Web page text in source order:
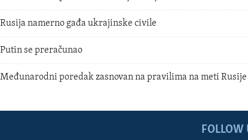
Rusija namerno gađa ukrajinske civile
Putin se preračunao
Međunarodni poredak zasnovan na pravilima na meti Rusije
FOLLOW